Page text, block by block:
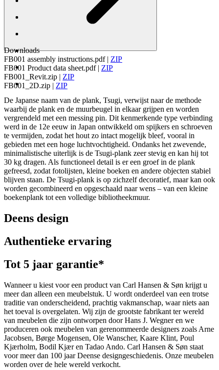
Downloads
FB001 assembly instructions.pdf| ZIP
FB001 Product data sheet.pdf| ZIP
FB001_Revit.zip | ZIP
FB001_2D.zip | ZIP
De Japanse naam van de plank, Tsugi, verwijst naar de methode
waarbij de plank en de muurbeugel in elkaar grijpen en worden
vergrendeld met een messing pin. Dit kenmerkende type verbinding
werd in de 12e eeuw in Japan ontwikkeld om spijkers en schroeven
te vermijden, zodat het hout zo intact mogelijk bleef, vooral in
gebieden met een hoge luchtvochtigheid. Ondanks het zwevende,
minimalistische uiterlijk is de Tsugi-plank zeer stevig en kan hij tot
30 kg dragen. Als functioneel detail is er een groef in de plank
gefreesd, zodat fotolijsten, kleine boeken en andere objecten stabiel
blijven staan. De Tsugi-plank is op zichzelf decoratief, maar kan ook
worden gecombineerd en opgeschaald naar wens – van een kleine
boekenplank tot een volledige bibliotheekmuur.
Deens design
Authentieke ervaring
Tot 5 jaar garantie*
Wanneer u kiest voor een product van Carl Hansen & Søn krijgt u
meer dan alleen een meubelstuk. U wordt onderdeel van een trotse
traditie van onderscheidend, prachtig vakmanschap, waar niets aan
het toeval is overgelaten. Wij zijn de grootste fabrikant ter wereld
van meubelen die zijn ontworpen door Hans J. Wegner en we
produceren ook meubelen van gerenommeerde designers zoals Arne
Jacobsen, Børge Mogensen, Ole Wanscher, Kaare Klint, Poul
Kjærholm, Bodil Kjær en Tadao Ando. Carl Hansen & Søn staat
voor meer dan 100 jaar Deense designgeschiedenis. Onze meubelen
worden over de hele wereld verkocht.